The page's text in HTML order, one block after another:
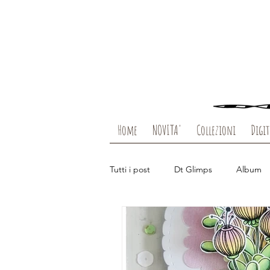
Home NOVITA' Collezioni
Tutti i post Dt Glimps Album
Packaging Guest Design
Enjoy Sogni Clear